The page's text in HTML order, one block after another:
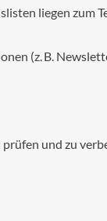
liegen zum
(z. B.
und zu